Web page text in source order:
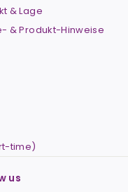
& Lage
& Produkt-Hinweise
time)
us